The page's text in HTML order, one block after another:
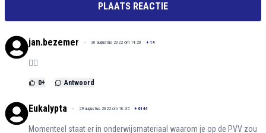
PLAATS REACTIE
jan.bezemer 30 augustus 2022 om 14:20 + 14
👍🏻
0+ Antwoord
Eukalypta 29 augustus 2022 om 16:35 + 6144
Momenteel staat er in onderwijsmateriaal waarom je op de PVV zou